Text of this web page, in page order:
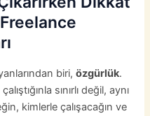
biri,özgürlük.
sınırlı değil, aynı
kimlerle çalışacağın ve